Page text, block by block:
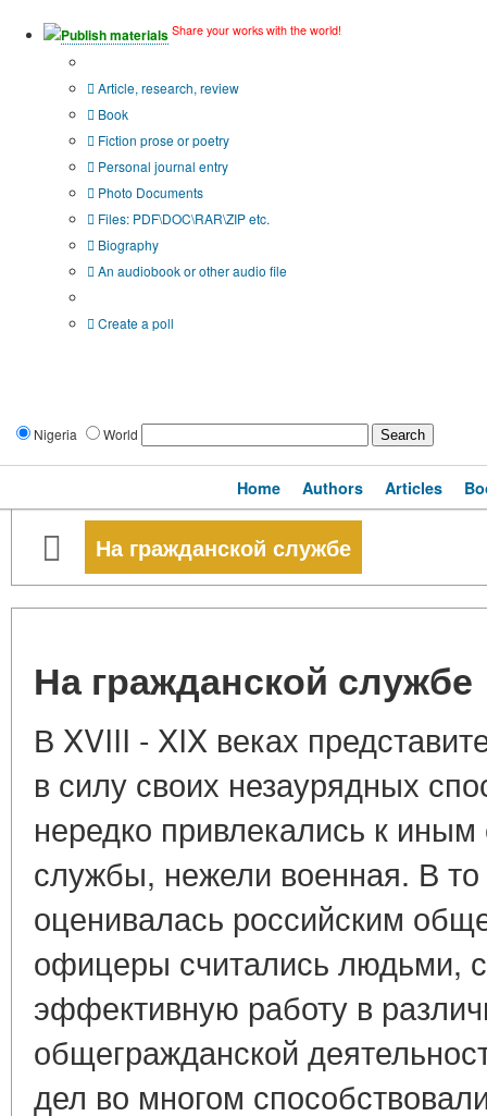
Publish materials Share your works with the world!
Article, research, review
Book
Fiction prose or poetry
Personal journal entry
Photo Documents
Files: PDF\DOC\RAR\ZIP etc.
Biography
An audiobook or other audio file
Create a poll
Nigeria World
Home Authors Articles
На гражданской службе
На гражданской службе
В XVIII - XIX веках
в силу своих незаурядных
нередко привлекались к
службы, нежели военная. В
оценивалась российским
офицеры считались людьми,
эффективную работу в
общегражданской
дел во многом